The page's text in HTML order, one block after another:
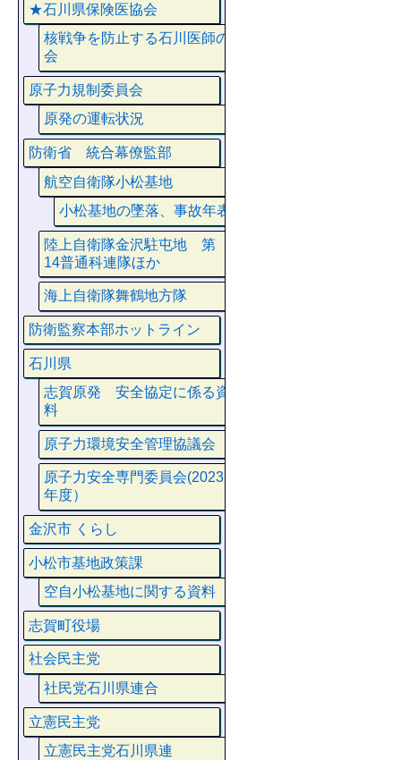
★石川県保険医協会
核戦争を防止する石川医師の
会
原子力規制委員会
原発の運転状況
防衛省 統合幕僚監部
航空自衛隊小松基地
小松基地の墜落、事故年表
陸上自衛隊金沢駐屯地 第
14普通科連隊ほか
海上自衛隊舞鶴地方隊
防衛監察本部ホットライン
石川県
志賀原発 安全協定に係る資
料
原子力環境安全管理協議会
原子力安全専門委員会(2023
年度）
金沢市 くらし
小松市基地政策課
空自小松基地に関する資料
志賀町役場
社会民主党
社民党石川県連合
立憲民主党
立憲民主党石川県連